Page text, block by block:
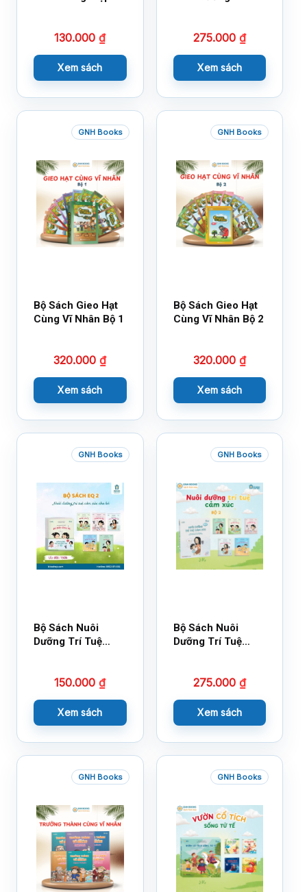
130.000₫
Xem sách
275.000 ₫
Xem sách
GNH Books
Bộ Sách Gieo Hạt
Cùng Vĩ Nhân Bộ 1
320.000₫
Xem sách
GNH Books
Bộ Sách Gieo Hạt
Cùng Vĩ Nhân Bộ 2
320.000 ₫
Xem sách
GNH Books
Bộ Sách Nuôi
Dưỡng Trí Tuệ
150.000₫
Xem sách
GNH Books
Bộ Sách Nuôi
Dưỡng Trí Tuệ
275.000 ₫
Xem sách
GNH Books GNH Books